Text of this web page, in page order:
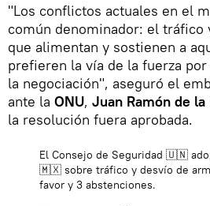
"Los conflictos actuales en el
común denominador: el tráfico
que alimentan y sostienen a
prefieren la vía de la fuerza
la negociación", aseguró el
ante la ONU, Juan Ramón de la
la resolución fuera aprobada.
El Consejo de Seguridad 🇺🇳
🇲🇽 sobre tráfico y desvío de
favor y 3 abstenciones.